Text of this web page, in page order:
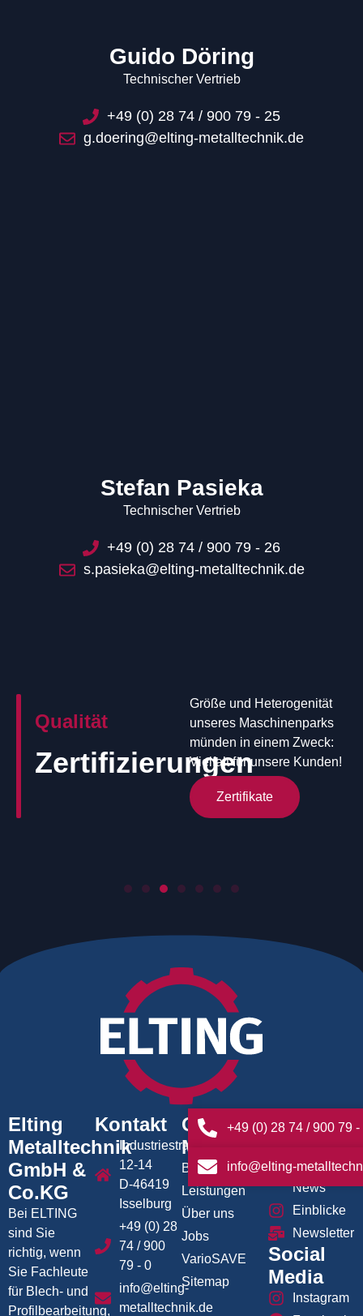
Guido Döring
Technischer Vertrieb
+49 (0) 28 74 / 900 79 - 25
g.doering@elting-metalltechnik.de
Stefan Pasieka
Technischer Vertrieb
+49 (0) 28 74 / 900 79 - 26
s.pasieka@elting-metalltechnik.de
Qualität
Zertifizierungen
Größe und Heterogenität
unseres Maschinenparks
münden in einem Zweck:
Vielfalt für unsere Kunden!
Zertifikate
Elting
Metalltechnik
GmbH &
Co.KG
Bei ELTING
sind Sie
richtig, wenn
Sie Fachleute
für Blech- und
Profilbearbeitung,
Kontakt
Industriestrasse
12-14
D-46419
Isselburg
+49 (0) 28
74 / 900
79 - 0
info@elting-
metalltechnik.de
Quick
Menü
Branchen
Leistungen
Über uns
Jobs
VarioSAVE
Sitemap
News/
Aktuelles /
News
Einblicke
Newsletter
Social
Media
Instagram
+49 (0) 28 74 / 900 79 -
info@elting-